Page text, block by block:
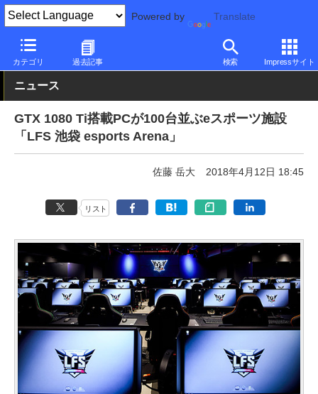
Powered by Translate
カテゴリ 過去記事 検索 Impressサイト
PC Watch 市場 動向
ニュース
GTX 1080 Ti搭載PCが100台並ぶeスポーツ施設
「LFS 池袋 esports Arena」
佐藤 岳大 2018年4月12日 18:45
リスト